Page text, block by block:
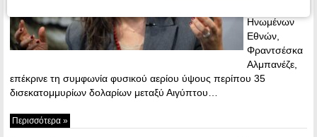
Ηνωμένων
Εθνών,
Φραντσέσκα
Αλμπανέζε,
επέκρινε τη συμφωνία φυσικού αερίου ύψους περίπου 35
δισεκατομμυρίων δολαρίων μεταξύ Αιγύπτου…
Περισσότερα »